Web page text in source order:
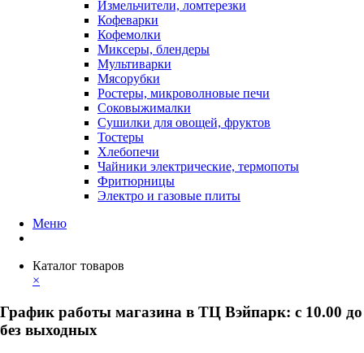
Измельчители, ломтерезки
Кофеварки
Кофемолки
Миксеры, блендеры
Мультиварки
Мясорубки
Ростеры, микроволновые печи
Соковыжималки
Сушилки для овощей, фруктов
Тостеры
Хлебопечи
Чайники электрические, термопоты
Фритюрницы
Электро и газовые плиты
Меню
Каталог товаров
×
График работы магазина в ТЦ Вэйпарк: с 10.00 до
без выходных